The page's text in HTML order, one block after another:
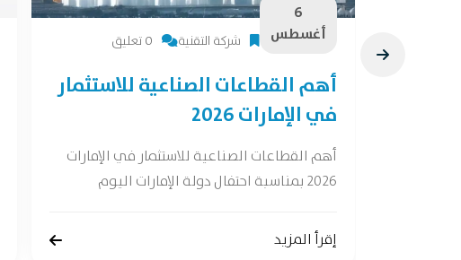
6
أغسطس
شركة التقنية 0 تعليق
أهم القطاعات الصناعية للاستثمار
في الإمارات 2026
أهم القطاعات الصناعية للاستثمار في الإمارات
2026 بمناسبة احتفال دولة الإمارات اليوم
إقرأ المزيد